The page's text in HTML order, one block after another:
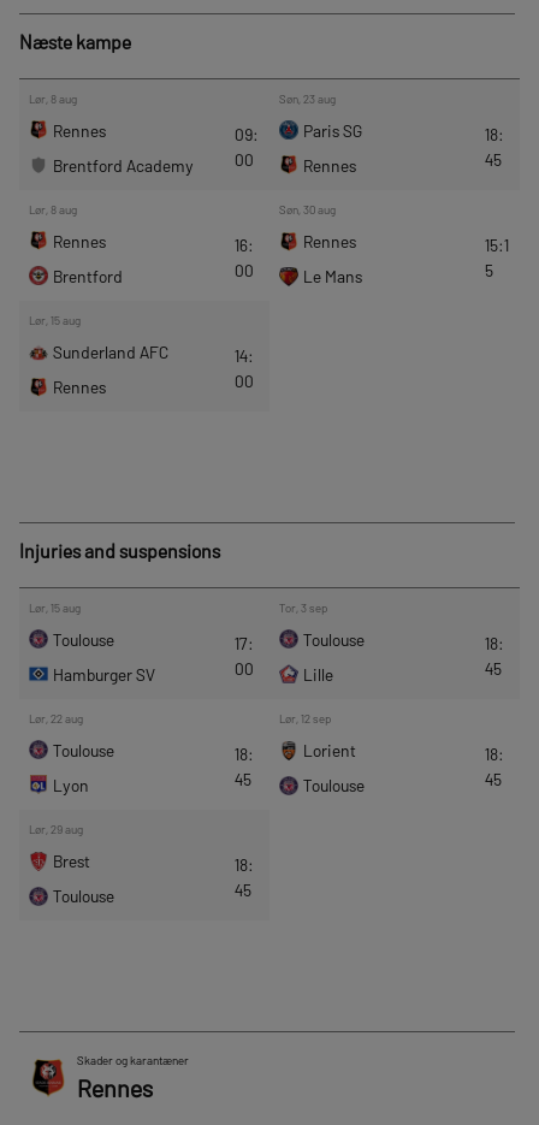
Næste kampe
Injuries and suspensions